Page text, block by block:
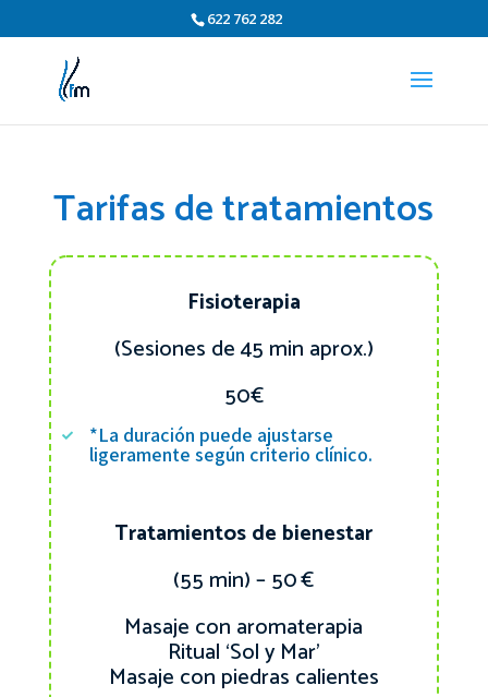
622 762 282
Tarifas de tratamientos
Fisioterapia
(Sesiones de 45 min aprox.)
50€
 *La duración puede ajustarse
ligeramente según criterio clínico.
Tratamientos de bienestar
(55 min) – 50 €
Masaje con aromaterapia
Ritual ‘Sol y Mar’
Masaje con piedras calientes